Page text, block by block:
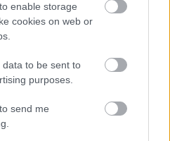
enable storage
cookies on web or
to be sent to
purposes.
send me
a területen található
Műromok, valamint a közeli
János híd és szobor is.
már zajlik a teljesen új